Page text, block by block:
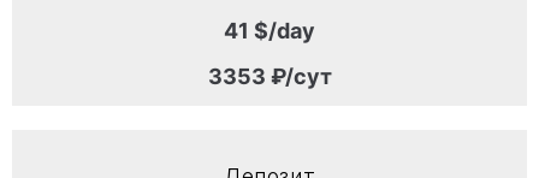
41 $/day
3353 ₽/сут